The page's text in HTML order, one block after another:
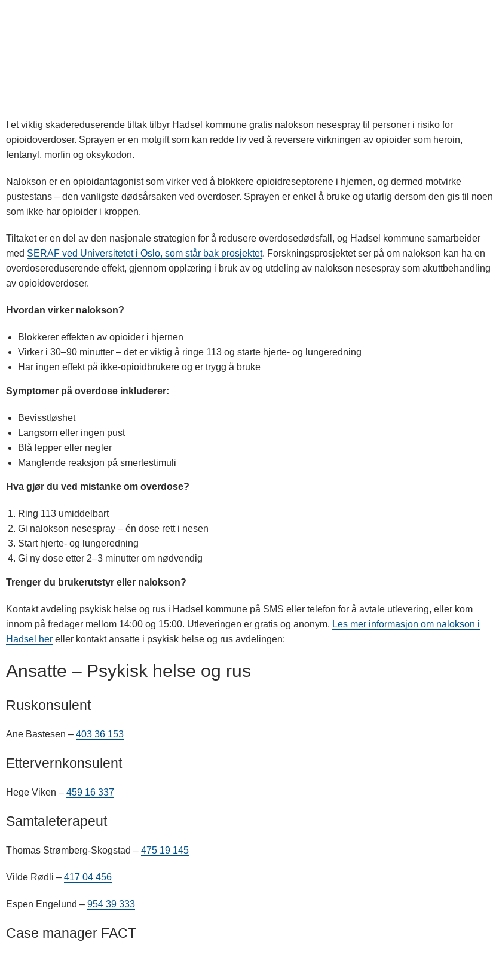
I et viktig skadereduserende tiltak tilbyr Hadsel kommune gratis nalokson nesespray til personer i risiko for
opioidoverdoser. Sprayen er en motgift som kan redde liv ved å reversere virkningen av opioider som heroin,
fentanyl, morfin og oksykodon.
Nalokson er en opioidantagonist som virker ved å blokkere opioidreseptorene i hjernen, og dermed motvirke
pustestans – den vanligste dødsårsaken ved overdoser. Sprayen er enkel å bruke og ufarlig dersom den gis til noen
som ikke har opioider i kroppen.
Tiltaket er en del av den nasjonale strategien for å redusere overdosedødsfall, og Hadsel kommune samarbeider
med SERAF ved Universitetet i Oslo, som står bak prosjektet. Forskningsprosjektet ser på om nalokson kan ha en
overdosereduserende effekt, gjennom opplæring i bruk av og utdeling av nalokson nesespray som akuttbehandling
av opioidoverdoser.
Hvordan virker nalokson?
Blokkerer effekten av opioider i hjernen
Virker i 30–90 minutter – det er viktig å ringe 113 og starte hjerte- og lungeredning
Har ingen effekt på ikke-opioidbrukere og er trygg å bruke
Symptomer på overdose inkluderer:
Bevisstløshet
Langsom eller ingen pust
Blå lepper eller negler
Manglende reaksjon på smertestimuli
Hva gjør du ved mistanke om overdose?
Ring 113 umiddelbart
Gi nalokson nesespray – én dose rett i nesen
Start hjerte- og lungeredning
Gi ny dose etter 2–3 minutter om nødvendig
Trenger du brukerutstyr eller nalokson?
Kontakt avdeling psykisk helse og rus i Hadsel kommune på SMS eller telefon for å avtale utlevering, eller kom
innom på fredager mellom 14:00 og 15:00. Utleveringen er gratis og anonym. Les mer informasjon om nalokson i
Hadsel her eller kontakt ansatte i psykisk helse og rus avdelingen:
Ansatte – Psykisk helse og rus
Ruskonsulent
Ane Bastesen – 403 36 153
Ettervernkonsulent
Hege Viken – 459 16 337
Samtaleterapeut
Thomas Strømberg-Skogstad – 475 19 145
Vilde Rødli – 417 04 456
Espen Engelund – 954 39 333
Case manager FACT